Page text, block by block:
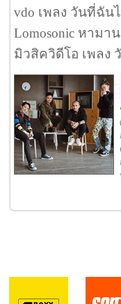
vdo เพลง วันที่ฉัน
Lomosonic หามา
มิวสิควิดีโอ เพลง